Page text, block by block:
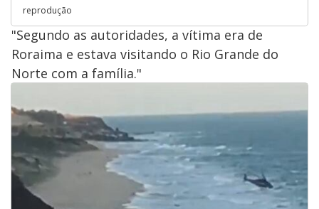
reprodução
"Segundo as autoridades, a vítima era de
Roraima e estava visitando o Rio Grande do
Norte com a família."